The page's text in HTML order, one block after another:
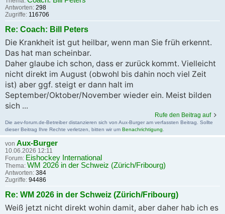
Antworten: 298
Zugriffe: 116706
Re: Coach: Bill Peters
Die Krankheit ist gut heilbar, wenn man Sie früh erkennt.
Das hat man scheinbar.
Daher glaube ich schon, dass er zurück kommt. Vielleicht
nicht direkt im August (obwohl bis dahin noch viel Zeit
ist) aber ggf. steigt er dann halt im
September/Oktober/November wieder ein. Meist bilden
sich ...
Rufe den Beitrag auf
Die aev-forum.de-Betreiber distanzieren sich von Aux-Burger am verfassten Beitrag. Sollte
dieser Beitrag Ihre Rechte verletzen, bitten wir um Benachrichtigung
von Aux-Burger
10.06.2026 12:11
Forum: Eishockey International
Thema: WM 2026 in der Schweiz (Zürich/Fribourg)
Antworten: 384
Zugriffe: 94486
Re: WM 2026 in der Schweiz (Zürich/Fribourg)
Weiß jetzt nicht direkt wohin damit, aber daher hab ich es